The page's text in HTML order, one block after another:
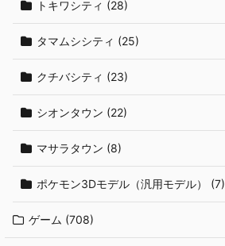
トキワシティ (28)
タマムシシティ (25)
クチバシティ (23)
シオンタウン (22)
マサラタウン (8)
ポケモン3Dモデル（汎用モデル） (7)
ゲーム (708)